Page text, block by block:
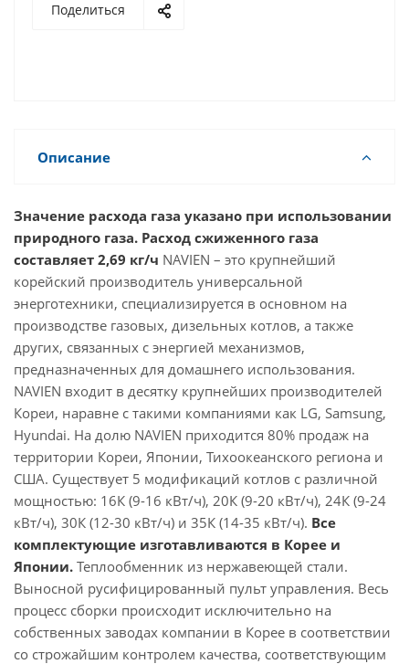
Поделиться
Описание
Значение расхода газа указано при использовании
природного газа. Расход сжиженного газа
составляет 2,69 кг/ч NAVIEN – это крупнейший
корейский производитель универсальной
энерготехники, специализируется в основном на
производстве газовых, дизельных котлов, а также
других, связанных с энергией механизмов,
предназначенных для домашнего использования.
NAVIEN входит в десятку крупнейших производителей
Кореи, наравне с такими компаниями как LG, Samsung,
Hyundai. На долю NAVIEN приходится 80% продаж на
территории Кореи, Японии, Тихоокеанского региона и
США. Существует 5 модификаций котлов с различной
мощностью: 16К (9-16 кВт/ч), 20К (9-20 кВт/ч), 24К (9-24
кВт/ч), 30К (12-30 кВт/ч) и 35К (14-35 кВт/ч). Все
комплектующие изготавливаются в Корее и
Японии. Теплообменник из нержавеющей стали.
Выносной русифицированный пульт управления. Весь
процесс сборки происходит исключительно на
собственных заводах компании в Корее в соответствии
со строжайшим контролем качества, соответствующим